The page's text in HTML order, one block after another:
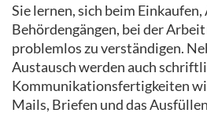
Sie lernen, sich beim
Behördengängen, bei der
problemlos zu verständigen.
Austausch werden auch
Kommunikationsfertigkeiten
Mails, Briefen und das